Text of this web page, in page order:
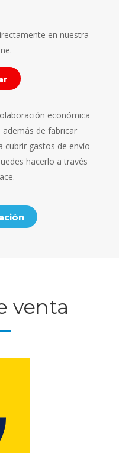
en nuestra
económica
de fabricar
cubrir gastos de envío
hacerlo a través
venta